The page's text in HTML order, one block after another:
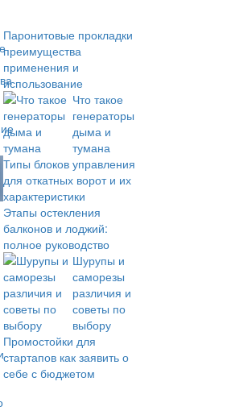
Паронитовые прокладки
преимущества
применения и
использование
Что такое
генераторы
дыма и
тумана
Типы блоков управления
для откатных ворот и их
характеристики
Этапы остекления
балконов и лоджий:
полное руководство
Шурупы и
саморезы
различия и
советы по
выбору
Промостойки для
стартапов как заявить о
себе с бюджетом